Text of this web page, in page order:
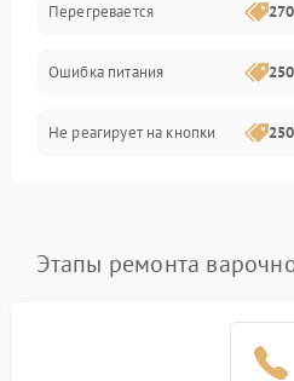
Перегревается
Ошибка питания
Не реагирует на кнопки
Этапы ремонта